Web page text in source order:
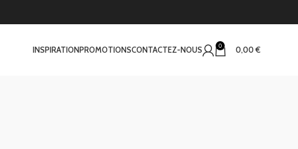
INSPIRATIONPROMOTIONSCONTACTEZ-NOUS 0 0,00€